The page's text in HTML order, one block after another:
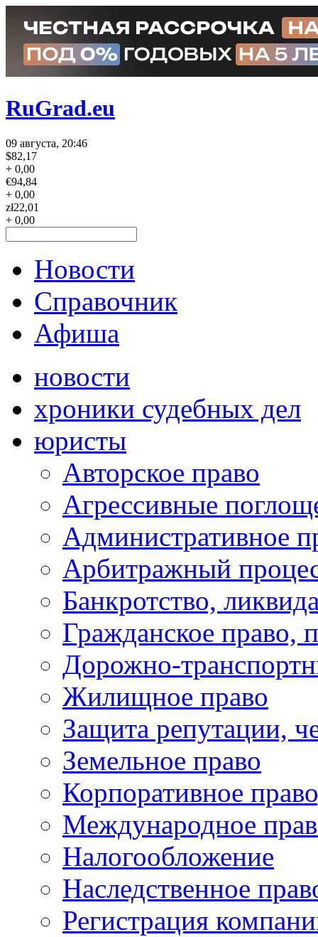
RuGrad.eu
09 августа, 20:46
$82,17
+ 0,00
€94,84
+ 0,00
zł22,01
+ 0,00
Новости
Справочник
Афиша
новости
хроники судебных дел
юристы
Авторское право
Агрессивные
Административное
Арбитражный
Банкротство,
Гражданское право,
Дорожно-
Жилищное право
Защита репутации,
Земельное право
Корпоративное
Международное
Налогообложение
Наследственное
Регистрация